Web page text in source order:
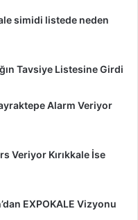
simidi listede neden
Tavsiye Listesine Girdi
Alarm Veriyor
Veriyor Kırıkkale İse
EXPOKALE Vizyonu